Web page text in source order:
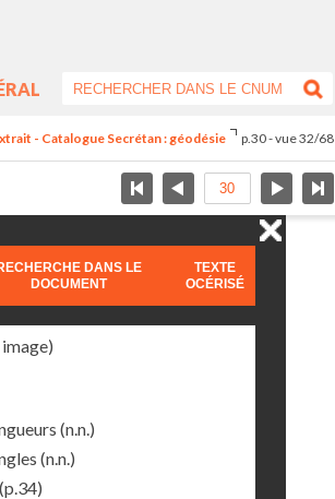
- Catalogue Secrétan : géodésie p.30 - vue 32/68
DANS LE
DOCUMENT
TEXTE
OCÉRISÉ
(n.n.)
(n.n.)
(p.34)